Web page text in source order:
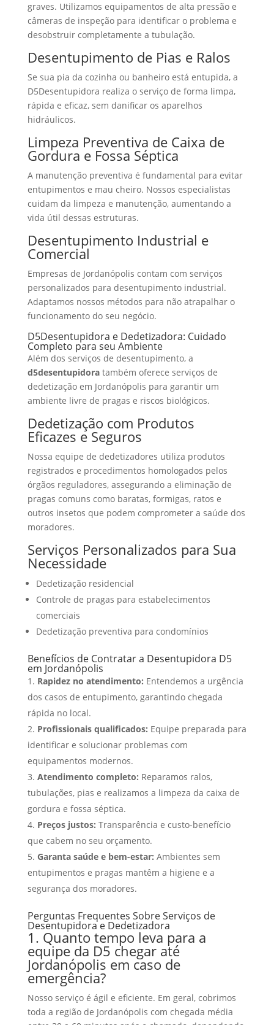
graves. Utilizamos equipamentos de alta pressão e
câmeras de inspeção para identificar o problema e
desobstruir completamente a tubulação.
Desentupimento de Pias e Ralos
Se sua pia da cozinha ou banheiro está entupida, a
D5Desentupidora realiza o serviço de forma limpa,
rápida e eficaz, sem danificar os aparelhos
hidráulicos.
Limpeza Preventiva de Caixa de
Gordura e Fossa Séptica
A manutenção preventiva é fundamental para evitar
entupimentos e mau cheiro. Nossos especialistas
cuidam da limpeza e manutenção, aumentando a
vida útil dessas estruturas.
Desentupimento Industrial e
Comercial
Empresas de Jordanópolis contam com serviços
personalizados para desentupimento industrial.
Adaptamos nossos métodos para não atrapalhar o
funcionamento do seu negócio.
D5Desentupidora e Dedetizadora: Cuidado
Completo para seu Ambiente
Além dos serviços de desentupimento, a
d5desentupidoratambém oferece serviços de
dedetização em Jordanópolis para garantir um
ambiente livre de pragas e riscos biológicos.
Dedetização com Produtos
Eficazes e Seguros
Nossa equipe de dedetizadores utiliza produtos
registrados e procedimentos homologados pelos
órgãos reguladores, assegurando a eliminação de
pragas comuns como baratas, formigas, ratos e
outros insetos que podem comprometer a saúde dos
moradores.
Serviços Personalizados para Sua
Necessidade
Dedetização residencial
Controle de pragas para estabelecimentos
comerciais
Dedetização preventiva para condomínios
Benefícios de Contratar a Desentupidora D5
em Jordanópolis
Rapidez no atendimento: Entendemos a urgência
dos casos de entupimento, garantindo chegada
rápida no local.
Profissionais qualificados: Equipe preparada para
identificar e solucionar problemas com
equipamentos modernos.
Atendimento completo: Reparamos ralos,
tubulações, pias e realizamos a limpeza da caixa de
gordura e fossa séptica.
Preços justos: Transparência e custo-benefício
que cabem no seu orçamento.
Garanta saúde e bem-estar: Ambientes sem
entupimentos e pragas mantêm a higiene e a
segurança dos moradores.
Perguntas Frequentes Sobre Serviços de
Desentupidora e Dedetizadora
1. Quanto tempo leva para a
equipe da D5 chegar até
Jordanópolis em caso de
emergência?
Nosso serviço é ágil e eficiente. Em geral, cobrimos
toda a região de Jordanópolis com chegada média